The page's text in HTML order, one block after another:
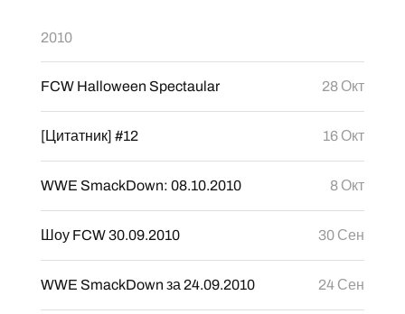
2010
FCW Halloween Spectaular 28 Окт
[Цитатник] #12 16 Окт
WWE SmackDown: 08.10.2010 8 Окт
Шоу FCW 30.09.2010 30 Сен
WWE SmackDown за 24.09.2010 24 Сен